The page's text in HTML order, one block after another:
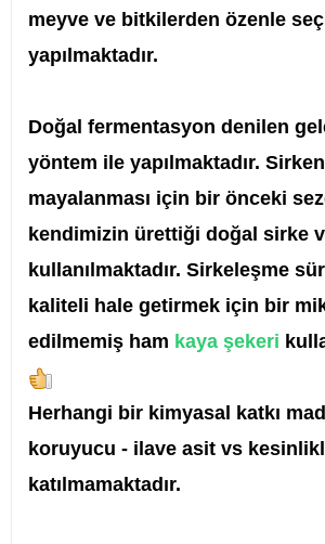
meyve ve bitkilerden özenle
yapılmaktadır.
Doğal fermentasyon denilen
yöntem ile yapılmaktadır.
mayalanması için bir önceki
kendimizin ürettiği doğal sirke
kullanılmaktadır. Sirkeleşme
kaliteli hale getirmek için bir
edilmemiş ham kaya şekeri
Herhangi bir kimyasal katkı
koruyucu - ilave asit vs
katılmamaktadır.